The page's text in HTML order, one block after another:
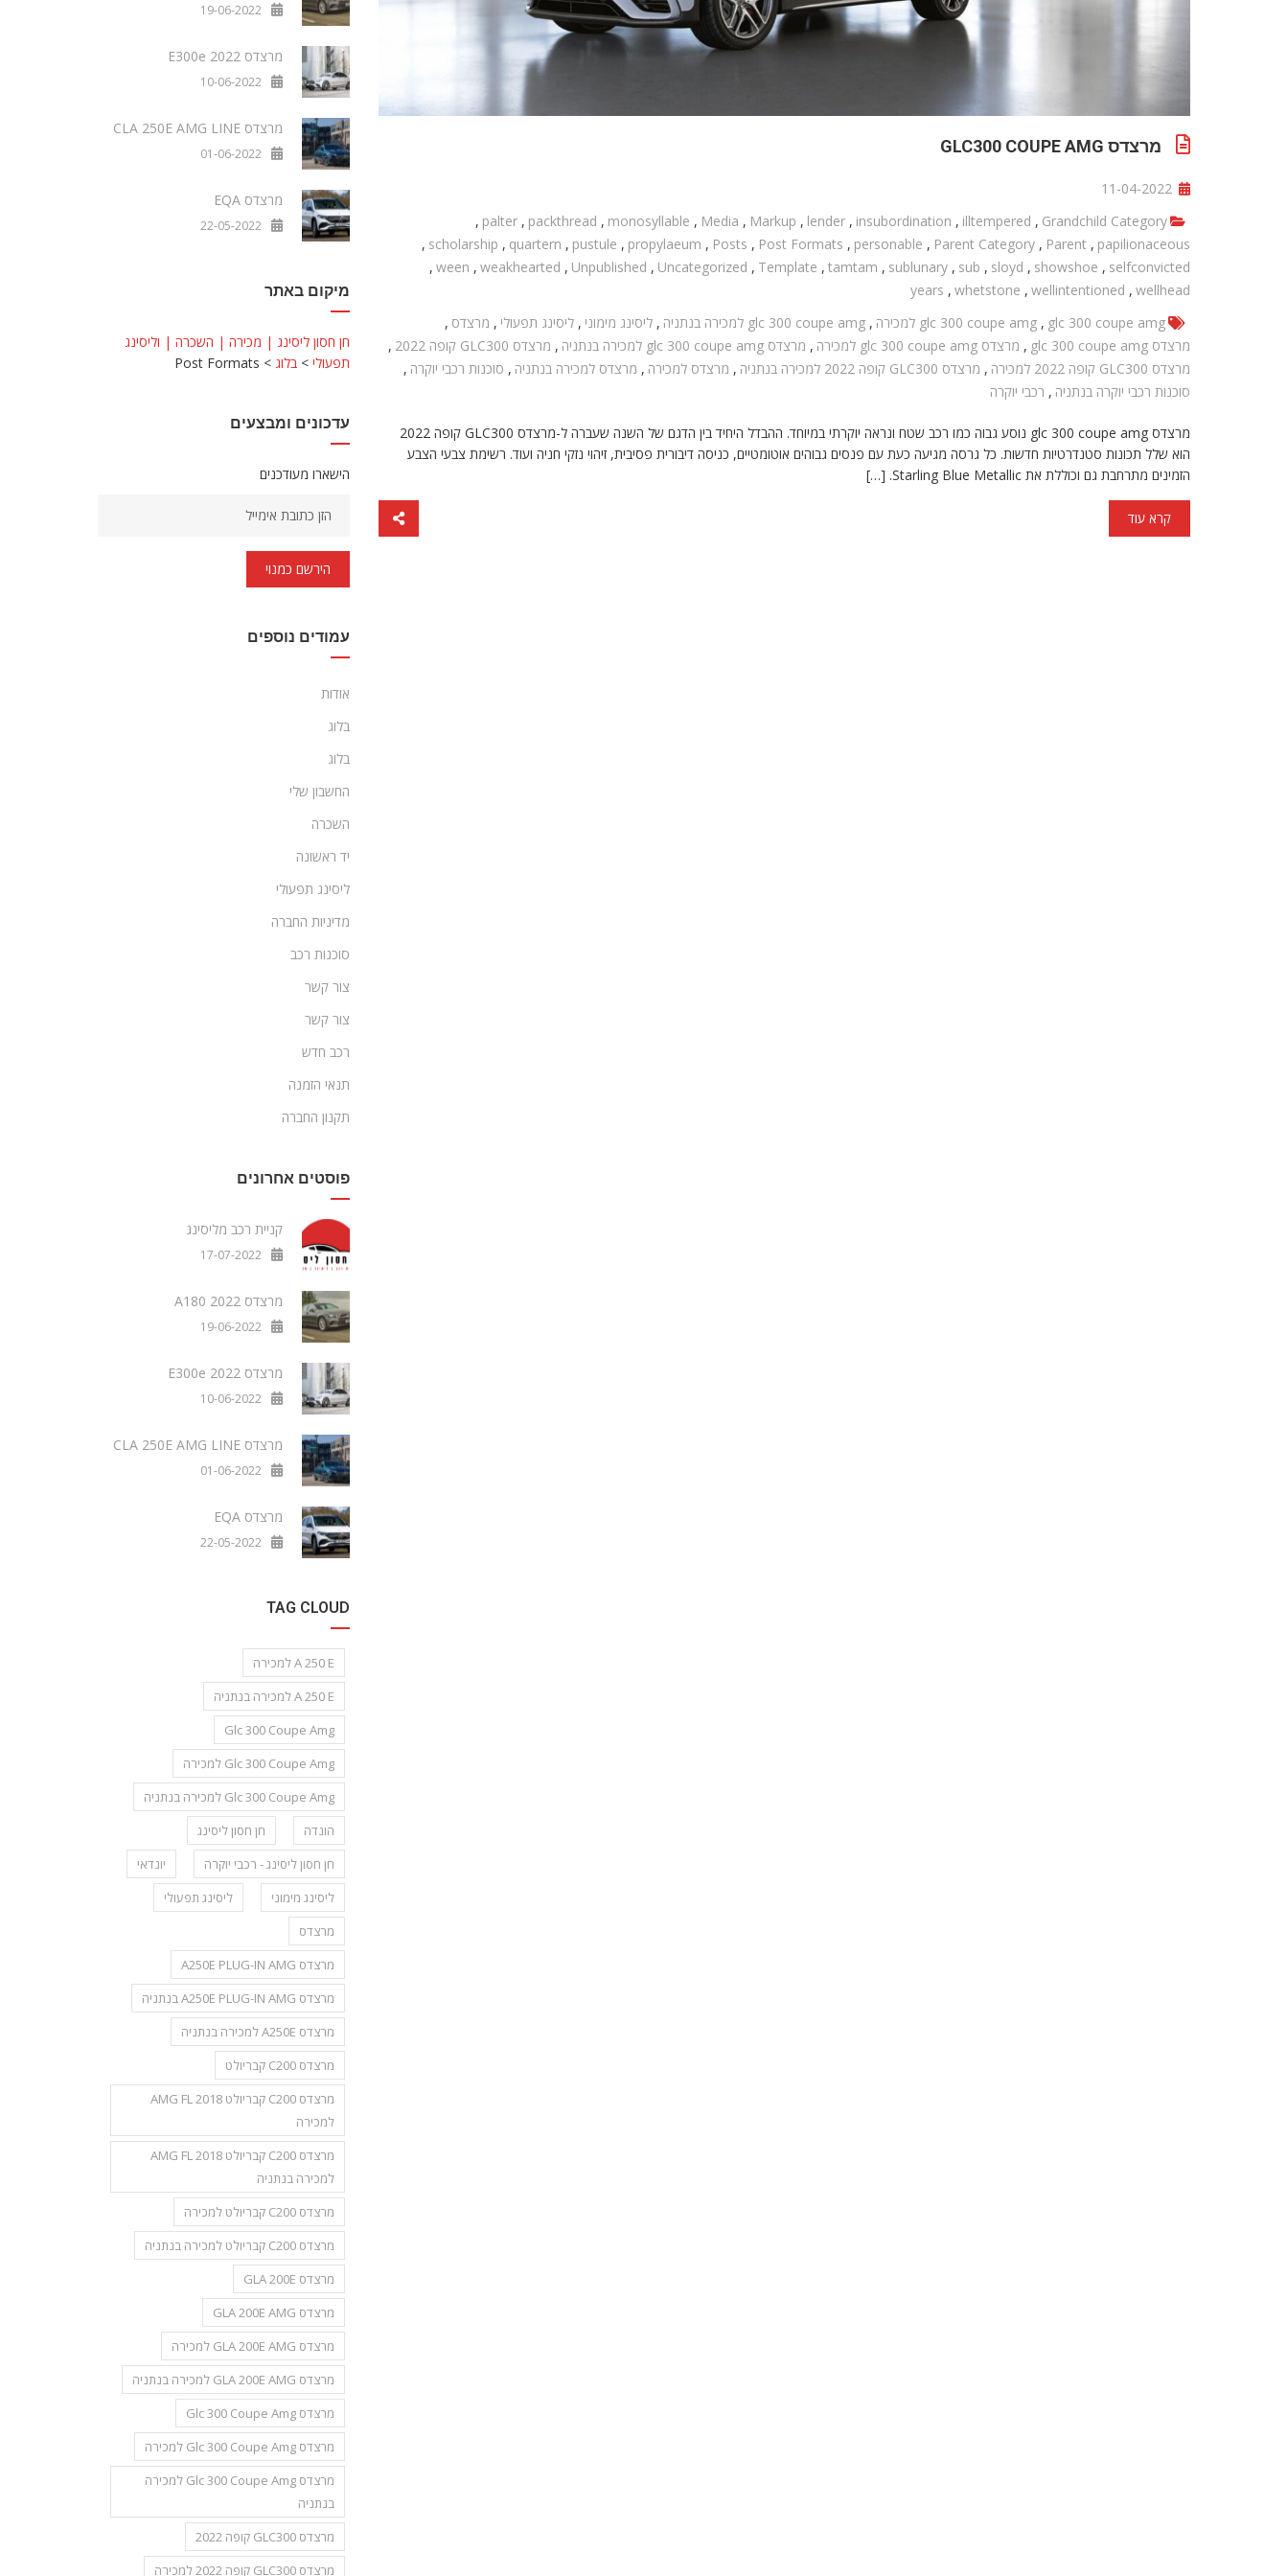
מרצדס GLC300 COUPE AMG
Grandchild Category
,
illtempered
,
insubordination
,
lender
,
Markup
,
Media
,
monosyllable
,
packthread
,
palter
,
papilionaceous
,
Parent
,
Parent Category
,
personable
,
Post Formats
,
Posts
,
propylaeum
,
pustule
,
quartern
,
scholarship
,
selfconvicted
,
showshoe
,
sloyd
,
sub
,
sublunary
,
tamtam
,
Template
,
Uncategorized
,
Unpublished
,
weakhearted
,
ween
,
wellhead
,
wellintentioned
,
whetstone
,
years
glc 300 coupe amg
, glc 300 coupe amg למכירה , glc 300 coupe amg למכירה בנתניה , ליסינג מימוני , ליסינג תפעולי , מרצדס ,
מרצדס glc 300 coupe amg
, מרצדס glc 300 coupe amg למכירה , מרצדס glc 300 coupe amg למכירה בנתניה , מרצדס GLC300 קופה 2022
,
מרצדס GLC300 קופה 2022 למכירה
, מרצדס GLC300 קופה 2022 למכירה בנתניה , מרצדס למכירה , מרצדס למכירה בנתניה , סוכנות רכבי יוקרה ,
סוכנות רכבי יוקרה בנתניה , רכבי יוקרה
מרצדס glc 300 coupe amg נוסע גבוה כמו רכב שטח ונראה יוקרתי במיוחד. ההבדל היחיד בין הדגם של השנה שעברה ל-מרצדס GLC300 קופה 2022
הוא שלל תכונות סטנדרטיות חדשות. כל גרסה מגיעה כעת עם פנסים גבוהים אוטומטיים, כניסה דיבורית פסיבית, זיהוי נזקי חניה ועוד. רשימת צבעי הצבע
הזמינים מתרחבת גם וכוללת את Starling Blue Metallic. […]
קרא עוד
19-06-2022
מרצדס E300e 2022
10-06-2022
מרצדס CLA 250E AMG LINE
01-06-2022
מרצדס EQA
22-05-2022
מיקום באתר
חן חסון ליסינג | מכירה | השכרה | וליסינג
תפעולי >בלוג >
Post Formats
עדכונים ומבצעים
הישארו מעודכנים
הירשם כמנוי
עמודים נוספים
אודות
בלוג
בלוג
החשבון שלי
השכרה
יד ראשונה
ליסינג תפעולי
מדיניות החברה
סוכנות רכב
צור קשר
צור קשר
רכב חדש
תנאי הזמנה
תקנון החברה
פוסטים אחרונים
קניית רכב מליסינג
17-07-2022
מרצדס A180 2022
19-06-2022
מרצדס E300e 2022
10-06-2022
מרצדס CLA 250E AMG LINE
01-06-2022
מרצדס EQA
22-05-2022
TAG CLOUD
A 250 E למכירה
A 250 E למכירה בנתניה
Glc 300 Coupe Amg
Glc 300 Coupe Amg למכירה
Glc 300 Coupe Amg למכירה בנתניה
הונדה
חן חסון ליסינג
חן חסון ליסינג - רכבי יוקרה
יונדאי
ליסינג מימוני
ליסינג תפעולי
מרצדס
מרצדס A250E PLUG-IN AMG
מרצדס A250E PLUG-IN AMG בנתניה
מרצדס A250E למכירה בנתניה
מרצדס C200 קבריולט
מרצדס C200 קבריולט AMG FL 2018
למכירה
מרצדס C200 קבריולט AMG FL 2018
למכירה בנתניה
מרצדס C200 קבריולט למכירה
מרצדס C200 קבריולט למכירה בנתניה
מרצדס GLA 200E
מרצדס GLA 200E AMG
מרצדס GLA 200E AMG למכירה
מרצדס GLA 200E AMG למכירה בנתניה
מרצדס Glc 300 Coupe Amg
מרצדס Glc 300 Coupe Amg למכירה
מרצדס Glc 300 Coupe Amg למכירה
בנתניה
מרצדס GLC300 קופה 2022
מרצדס GLC300 קופה 2022 למכירה